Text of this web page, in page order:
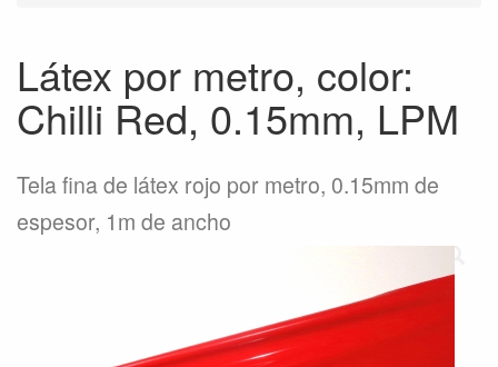
Látex por metro, color:
Chilli Red, 0.15mm, LPM
Tela fina de látex rojo por metro, 0.15mm de
espesor, 1m de ancho